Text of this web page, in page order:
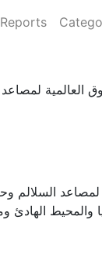
السلالم
الهادئ